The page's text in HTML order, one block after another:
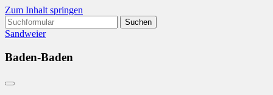
Zum Inhalt springen
Suchen
nach:
Sandweier
Baden-Baden